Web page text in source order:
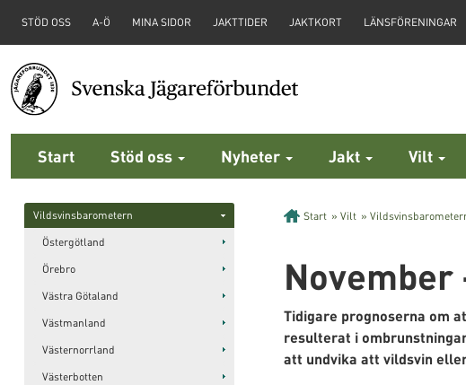
STÖD OSS A-Ö MINA SIDOR JAKTTIDER JAKTKORT LÄNSFÖRENINGAR
Start Stöd oss Nyheter Jakt Vilt
Vildsvinsbarometern
Östergötland
Örebro
Västra Götaland
Västmanland
Västernorrland
Västerbotten
Start » Vilt »
November
Tidigare prognoserna om
resulterat i
att undvika att vildsvin